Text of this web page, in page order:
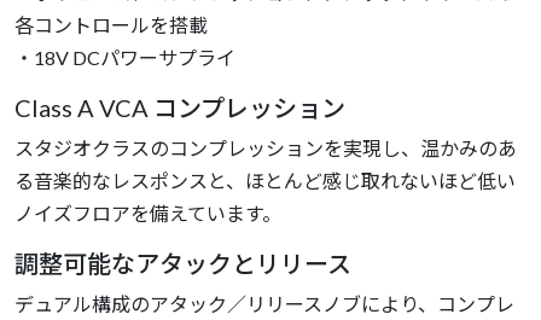
各コントロールを搭載
・18V DCパワーサプライ
Class A VCA コンプレッション
スタジオクラスのコンプレッションを実現し、温かみのあ
る音楽的なレスポンスと、ほとんど感じ取れないほど低い
ノイズフロアを備えています。
調整可能なアタックとリリース
デュアル構成のアタック／リリースノブにより、コンプレ